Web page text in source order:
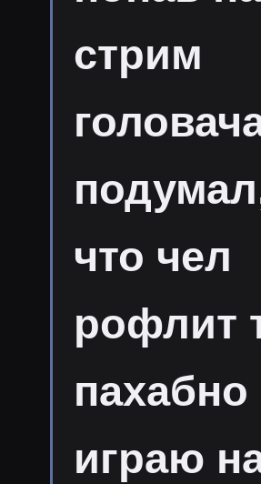
стрим
что чел
рофлит
пахабно
играю